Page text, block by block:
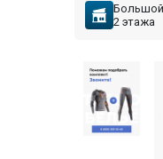
Большой
2 этажа